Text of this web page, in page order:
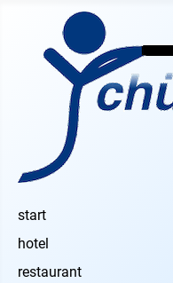
start
hotel
restaurant